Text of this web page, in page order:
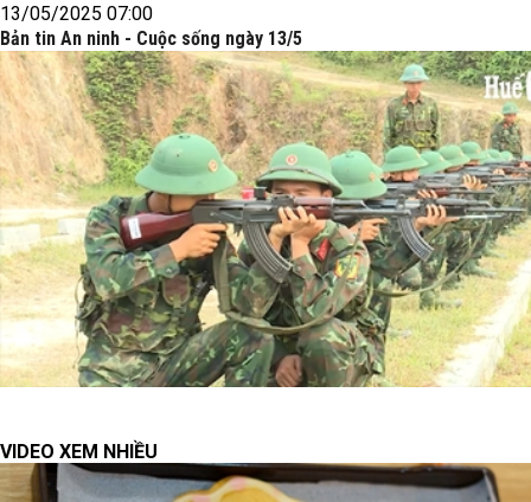
13/05/2025 07:00
Bản tin An ninh - Cuộc sống ngày 13/5
VIDEO XEM NHIỀU